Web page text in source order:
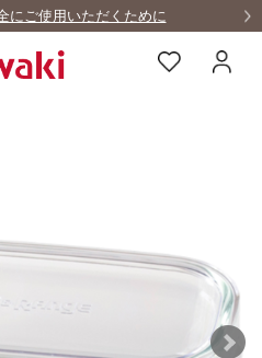
にご使用いただくために